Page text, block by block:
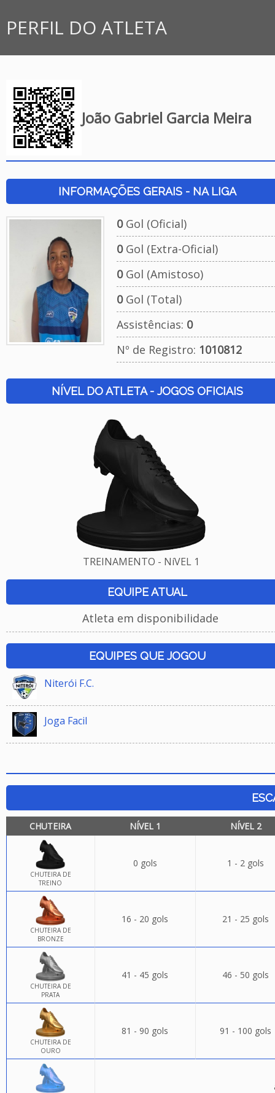
PERFIL DO ATLETA
João Gabriel Garcia Meira
INFORMAÇÕES GERAIS - NA LIGA
0Gol (Oficial)
0Gol (Extra-Oficial)
0Gol (Amistoso)
0Gol (Total)
Assistências: 0
Nº de Registro: 1010812
NÍVEL DO ATLETA - JOGOS OFICIAIS
TREINAMENTO - NíVEL 1
EQUIPE ATUAL
Atleta em disponibilidade
EQUIPES QUE JOGOU
Niterói F.C.
Joga Facil
CHUTEIRA NÍVEL 1 NÍVEL 2
CHUTEIRA DE
TREINO
0 gols 1 - 2 gols
CHUTEIRA DE
BRONZE
16 - 20 gols 21 - 25 gols
CHUTEIRA DE
PRATA
41 - 45 gols 46 - 50 gols
CHUTEIRA DE
OURO
81 - 90 gols 91 - 100 gols